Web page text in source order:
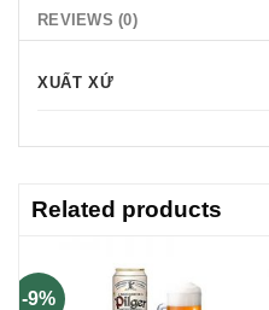
REVIEWS (0)
XUẤT XỨ
Related products
-9%